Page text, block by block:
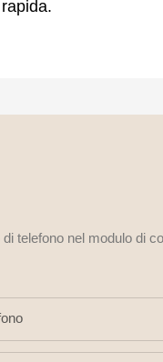
telefono nel modulo di